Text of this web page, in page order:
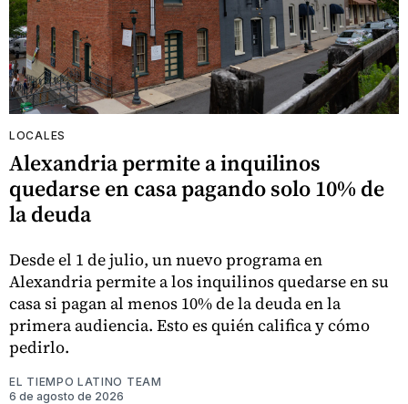
LOCALES
Alexandria permite a inquilinos
quedarse en casa pagando solo 10% de
la deuda
Desde el 1 de julio, un nuevo programa en
Alexandria permite a los inquilinos quedarse en su
casa si pagan al menos 10% de la deuda en la
primera audiencia. Esto es quién califica y cómo
pedirlo.
EL TIEMPO LATINO TEAM
6 de agosto de 2026